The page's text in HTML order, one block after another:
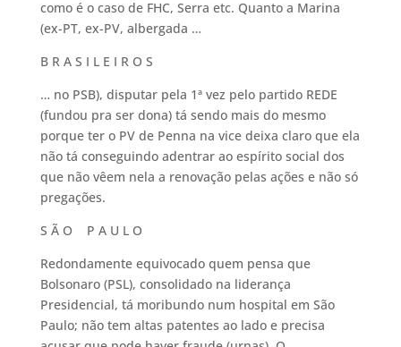
como é o caso de FHC, Serra etc. Quanto a Marina
(ex-PT, ex-PV, albergada …
B R A S I L E I R O S
… no PSB), disputar pela 1ª vez pelo partido REDE
(fundou pra ser dona) tá sendo mais do mesmo
porque ter o PV de Penna na vice deixa claro que ela
não tá conseguindo adentrar ao espírito social dos
que não vêem nela a renovação pelas ações e não só
pregações.
S Ã O P A U L O
Redondamente equivocado quem pensa que
Bolsonaro (PSL), consolidado na liderança
Presidencial, tá moribundo num hospital em São
Paulo; não tem altas patentes ao lado e precisa